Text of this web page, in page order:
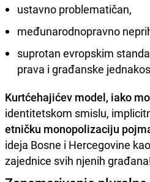
ustavno problematičan,
međunarodnopravno
suprotan evropskim
prava i građanske
Kurtćehajićev model, iako
identitetskom smislu,
etničku monopolizaciju
ideja Bosne i Hercegovine
zajednice svih njenih